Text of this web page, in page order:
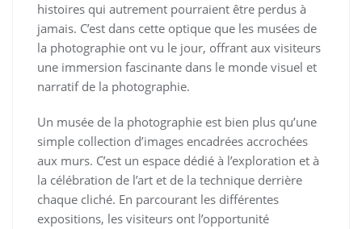
histoires qui autrement pourraient être perdus à
jamais. C’est dans cette optique que les musées de
la photographie ont vu le jour, offrant aux visiteurs
une immersion fascinante dans le monde visuel et
narratif de la photographie.
Un musée de la photographie est bien plus qu’une
simple collection d’images encadrées accrochées
aux murs. C’est un espace dédié à l’exploration et à
la célébration de l’art et de la technique derrière
chaque cliché. En parcourant les différentes
expositions, les visiteurs ont l’opportunité